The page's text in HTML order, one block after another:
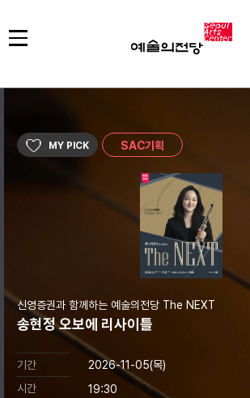
MY PICK SAC기획
신영증권과 함께하는 예술의전당 The NEXT
송현정 오보에 리사이틀
기간
2026-11-05(목)
시간
19:30